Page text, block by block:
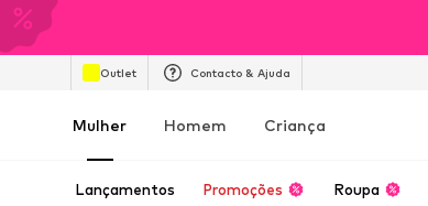
Outlet Contacto & Ajuda
Mulher Homem Criança
Lançamentos Promoções Roupa